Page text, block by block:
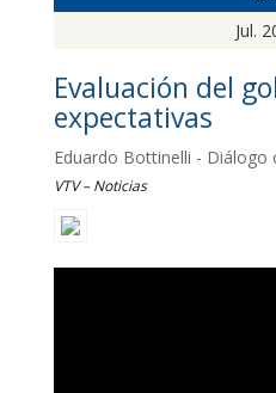
Jul.
Evaluación del
expectativas
Eduardo Bottinelli - Diálogo
VTV – Noticias